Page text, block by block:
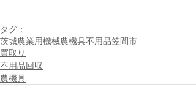
タグ：
茨城農業用機械農機具不用品笠間市
買取り
不用品回収
農機具